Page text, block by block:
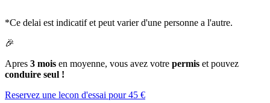
*Ce delai est indicatif et peut varier d'une personne a l'autre.
🎉
Apres 3 mois en moyenne, vous avez votre permis et pouvez
conduire seul !
Reservez une lecon d'essai pour 45 €